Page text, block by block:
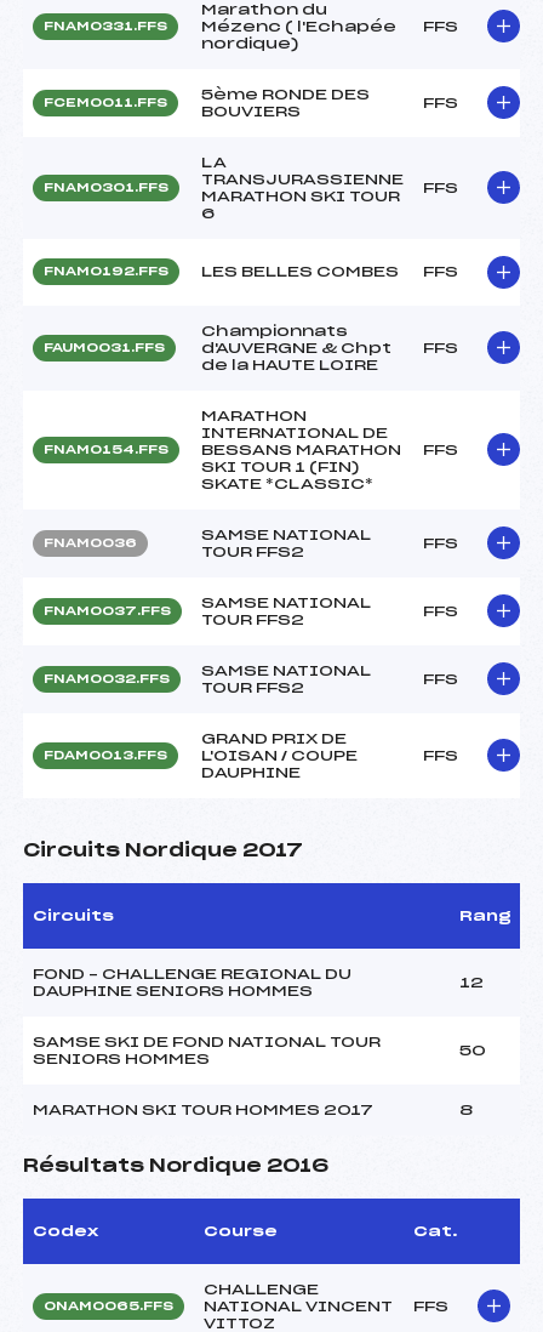
FNAM0331.FFS
Marathon du
Mézenc ( l'Echapée
nordique)
FFS
FCEM0011.FFS
5ème RONDE DES
BOUVIERS
FFS
FNAM0301.FFS
LA
TRANSJURASSIENNE
MARATHON SKI TOUR
6
FFS
FNAM0192.FFS LES BELLES COMBES FFS
FAUM0031.FFS
Championnats
d'AUVERGNE & Chpt
de la HAUTE LOIRE
FFS
FNAM0154.FFS
MARATHON
INTERNATIONAL DE
BESSANS MARATHON
SKI TOUR 1 (FIN)
SKATE *CLASSIC*
FFS
FNAM0036
SAMSE NATIONAL
TOUR FFS2
FFS
FNAM0037.FFS
SAMSE NATIONAL
TOUR FFS2
FFS
FNAM0032.FFS
SAMSE NATIONAL
TOUR FFS2
FFS
FDAM0013.FFS
GRAND PRIX DE
L'OISAN / COUPE
DAUPHINE
FFS
Circuits Nordique 2017
Circuits Rang
FOND – CHALLENGE REGIONAL DU
DAUPHINE SENIORS HOMMES
12
SAMSE SKI DE FOND NATIONAL TOUR
SENIORS HOMMES
50
MARATHON SKI TOUR HOMMES 2017 8
Résultats Nordique 2016
Codex Course Cat.
ONAM0065.FFS
CHALLENGE
NATIONAL VINCENT
VITTOZ
FFS